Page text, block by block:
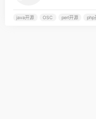
java开源 OSC perl开源 php